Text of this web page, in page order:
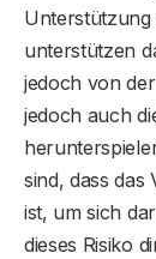
Unterstützung
unterstützen
jedoch von
jedoch auch
sind, dass
ist, um sich
dieses Risiko